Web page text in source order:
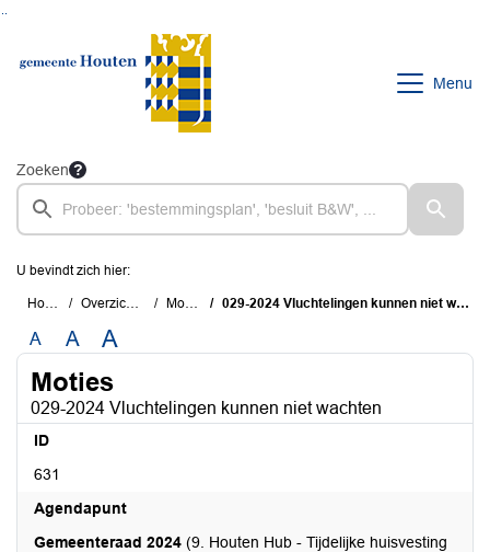
Menu
Zoeken
U bevindt zich hier:
Home Overzichten Moties 029-2024 Vluchtelingen kunnen niet wachten
A A A
Moties
029-2024 Vluchtelingen kunnen niet wachten
ID
631
Agendapunt
Gemeenteraad 2024 (9. Houten Hub - Tijdelijke huisvesting